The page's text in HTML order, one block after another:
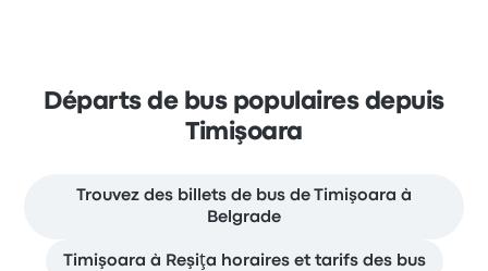
Départs de bus populaires depuis
Timişoara
Trouvez des billets de bus de Timişoara à
Belgrade
Timişoara à Reşiţa horaires et tarifs des bus